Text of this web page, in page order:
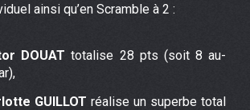
ainsi qu’en Scramble à 2 :
DOUAT totalise 28 pts (soit 8 au-
GUILLOT réalise un superbe total